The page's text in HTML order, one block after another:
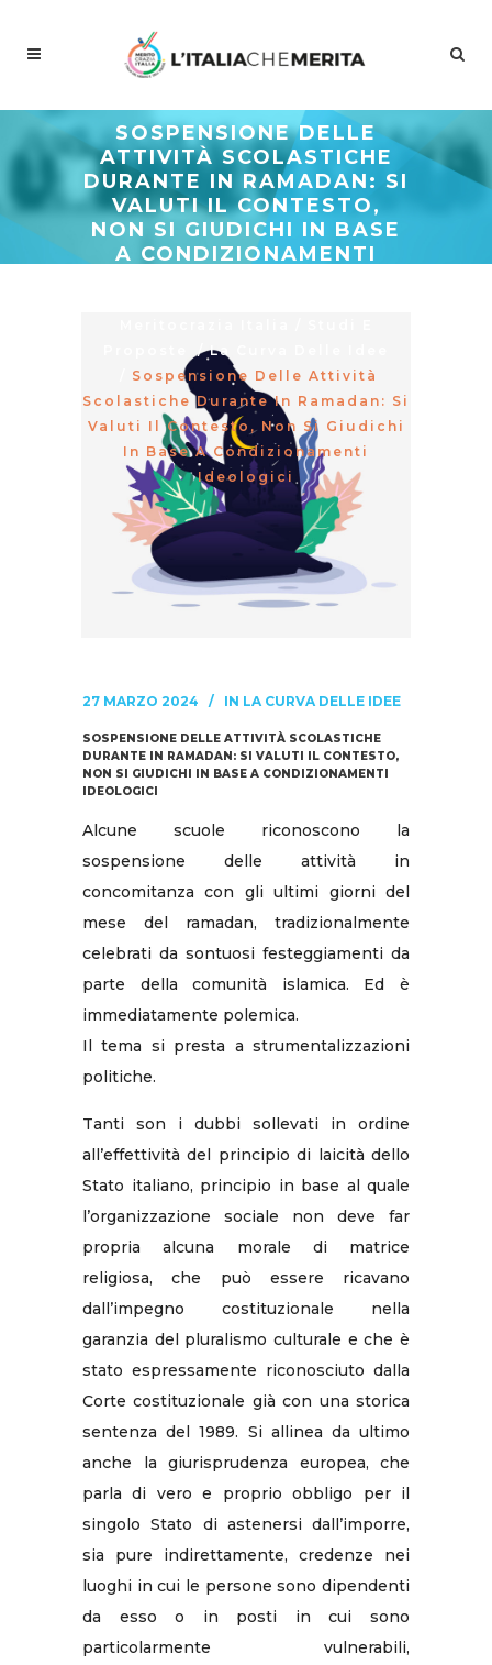
SOSPENSIONE DELLE
ATTIVITÀ SCOLASTICHE
DURANTE IN RAMADAN: SI
VALUTI IL CONTESTO,
NON SI GIUDICHI IN BASE
A CONDIZIONAMENTI
/La Curva Delle Idee
Sospensione Delle Attività
Scolastiche Durante In Ramadan: Si
Valuti Il Contesto, Non Si Giudichi
In Base A Condizionamenti
Ideologici
27 MARZO 2024 IN LA CURVA DELLE IDEE
SOSPENSIONE DELLE ATTIVITÀ SCOLASTICHE
DURANTE IN RAMADAN: SI VALUTI IL CONTESTO,
NON SI GIUDICHI IN BASE A CONDIZIONAMENTI
IDEOLOGICI
Alcune scuole riconoscono la
sospensione delle attività in
concomitanza con gli ultimi giorni del
mese del ramadan, tradizionalmente
celebrati da sontuosi festeggiamenti da
parte della comunità islamica. Ed è
immediatamente polemica.
Il tema si presta a strumentalizzazioni
politiche.
Tanti son i dubbi sollevati in ordine
all’effettività del principio di laicità dello
Stato italiano, principio in base al quale
l’organizzazione sociale non deve far
propria alcuna morale di matrice
religiosa, che può essere ricavano
dall’impegno costituzionale nella
garanzia del pluralismo culturale e che è
stato espressamente riconosciuto dalla
Corte costituzionale già con una storica
sentenza del 1989. Si allinea da ultimo
anche la giurisprudenza europea, che
parla di vero e proprio obbligo per il
singolo Stato di astenersi dall’imporre,
sia pure indirettamente, credenze nei
luoghi in cui le persone sono dipendenti
da esso o in posti in cui sono
particolarmente vulnerabili,